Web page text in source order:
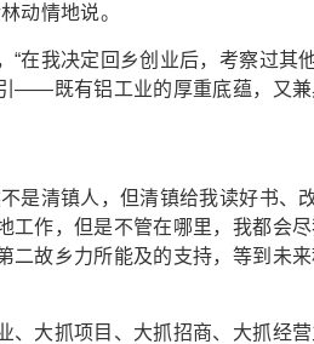
动情地说。
我决定回乡创业后，考察过其
——既有铝工业的厚重底蕴，又
清镇人，但清镇给我读好书、
作，但是不管在哪里，我都会
故乡力所能及的支持，等到未
大抓项目、大抓招商、大抓经营